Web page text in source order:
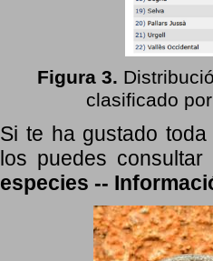
Figura 3.
clasificado
Si te ha gustado
los puedes
especies --